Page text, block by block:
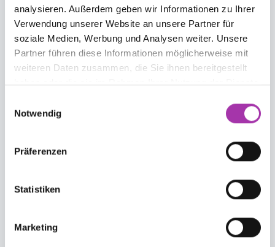
analysieren. Außerdem geben wir Informationen zu Ihrer
Verwendung unserer Website an unsere Partner für
soziale Medien, Werbung und Analysen weiter. Unsere
Partner führen diese Informationen möglicherweise mit
weiteren Daten zusammen, die Sie ihnen bereitgestellt
haben oder die sie im Rahmen Ihrer Nutzung der Dienste
Notwendig
Präferenzen
Statistiken
Marketing
e-drive Center Walldorf
06227 - 698 99 40
walldorf@edrivecenter.de
E-Roller
E-Scooter
E-Seniorenmobil